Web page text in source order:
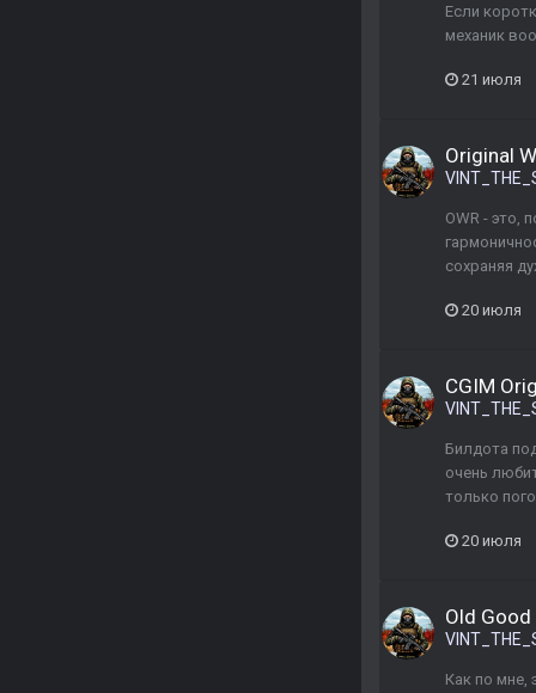
Если
механик
21 июля
Original
OWR - это,
сохраняя
20 июля
CGIM
Билдота
очень
только
20 июля
Old
Как по мне,